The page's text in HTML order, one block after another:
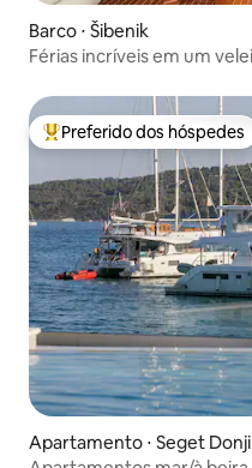
Barco ⋅ Šibenik
Férias incríveis em um
Entre os melhores
Preferido dos hóspedes
Apartamento ⋅ Seget Donji